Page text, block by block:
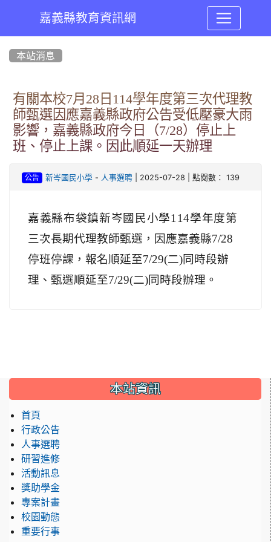
嘉義縣教育資訊網
本站消息
有關本校7月28日114學年度第三次代理教
師甄選因應嘉義縣政府公告受低壓豪大雨
影響，嘉義縣政府今日（7/28）停止上
班、停止上課。因此順延一天辦理
公告 新岑國民小學- 人事選聘| 2025-07-28 | 點閱數： 139
嘉義縣布袋鎮新岑國民小學114學年度第
三次長期代理教師甄選 ，因應嘉義縣7/28
停班停課，報名順延至7/29(二)同時段辦
理、甄選順延至7/29(二)同時段辦理。
::: 本站資訊
首頁
行政公告
人事選聘
研習進修
活動訊息
獎助學金
專案計畫
校園動態
重要行事